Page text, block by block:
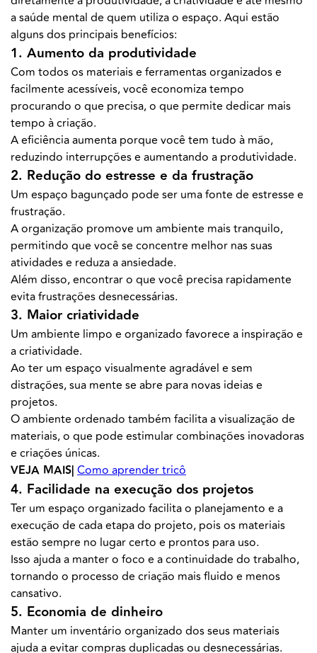
a saúde mental de quem utiliza o espaço. Aqui estão
alguns dos principais benefícios:
1. Aumento da produtividade
Com todos os materiais e ferramentas organizados e
facilmente acessíveis, você economiza tempo
procurando o que precisa, o que permite dedicar mais
tempo à criação.
A eficiência aumenta porque você tem tudo à mão,
reduzindo interrupções e aumentando a produtividade.
2. Redução do estresse e da frustração
Um espaço bagunçado pode ser uma fonte de estresse e
frustração.
A organização promove um ambiente mais tranquilo,
permitindo que você se concentre melhor nas suas
atividades e reduza a ansiedade.
Além disso, encontrar o que você precisa rapidamente
evita frustrações desnecessárias.
3. Maior criatividade
Um ambiente limpo e organizado favorece a inspiração e
a criatividade.
Ao ter um espaço visualmente agradável e sem
distrações, sua mente se abre para novas ideias e
projetos.
O ambiente ordenado também facilita a visualização de
materiais, o que pode estimular combinações inovadoras
e criações únicas.
VEJA MAIS| Como aprender tricô
4. Facilidade na execução dos projetos
Ter um espaço organizado facilita o planejamento e a
execução de cada etapa do projeto, pois os materiais
estão sempre no lugar certo e prontos para uso.
Isso ajuda a manter o foco e a continuidade do trabalho,
tornando o processo de criação mais fluido e menos
cansativo.
5. Economia de dinheiro
Manter um inventário organizado dos seus materiais
ajuda a evitar compras duplicadas ou desnecessárias.